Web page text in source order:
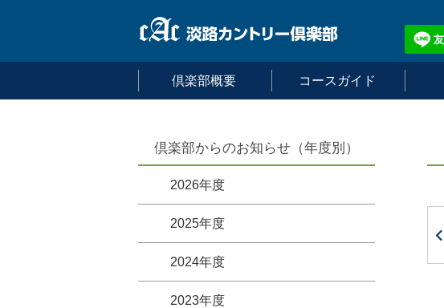
倶楽部概要 コースガイド
倶楽部からのお知らせ（年度別）
2026年度
2025年度
2024年度
2023年度